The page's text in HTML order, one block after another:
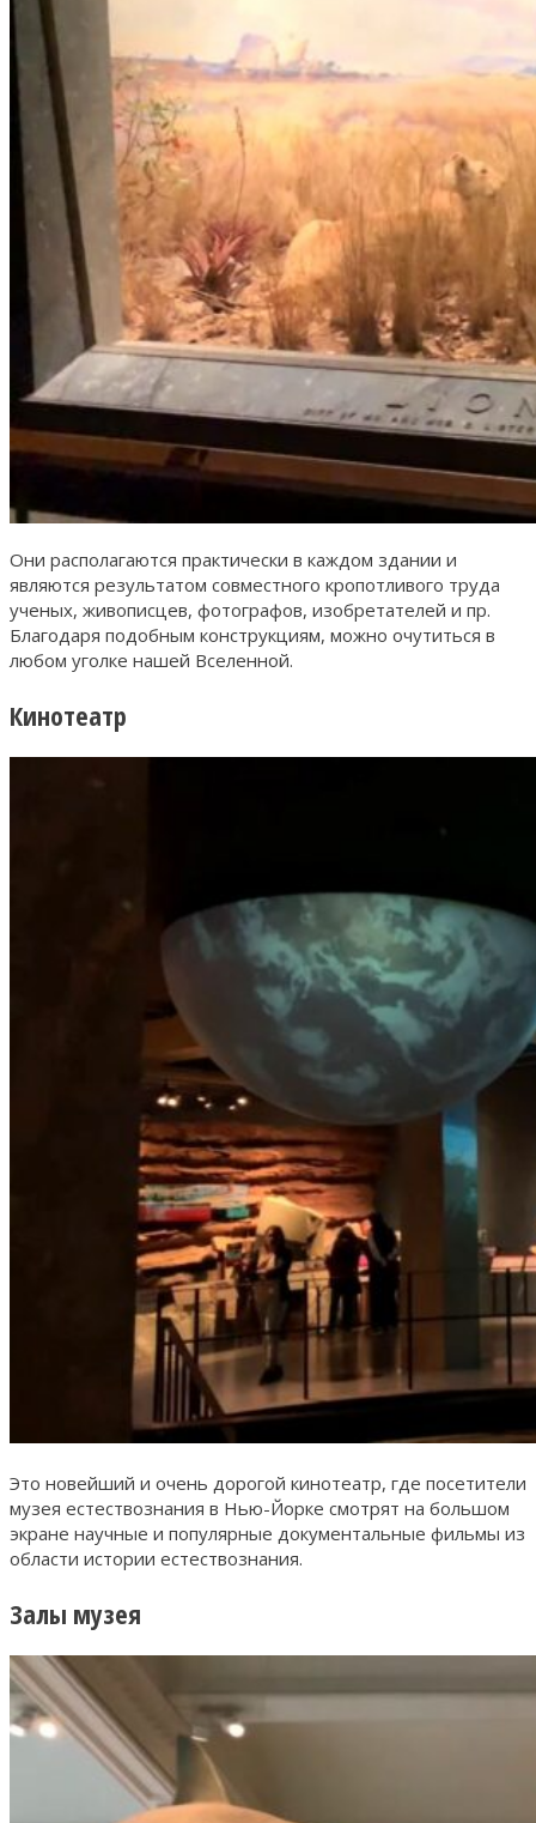
Они располагаются практически в каждом здании и
являются результатом совместного кропотливого труда
ученых, живописцев, фотографов, изобретателей и пр.
Благодаря подобным конструкциям, можно очутиться в
любом уголке нашей Вселенной.
Кинотеатр
Это новейший и очень дорогой кинотеатр, где посетители
музея естествознания в Нью-Йорке смотрят на большом
экране научные и популярные документальные фильмы из
области истории естествознания.
Залы музея